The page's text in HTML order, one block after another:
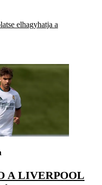
elhagyhatja a
A LIVERPOOL